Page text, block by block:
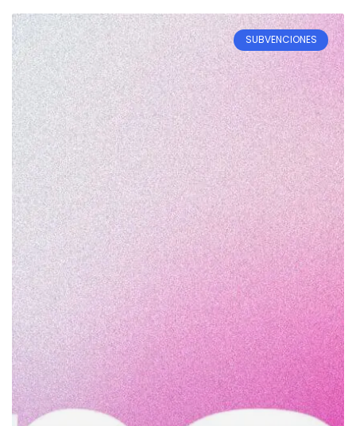
SUBVENCIONES